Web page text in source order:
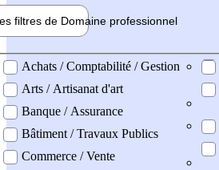
filtres de Domaine professionnel
professionel
Achats / Comptabilité / Gestion
Arts / Artisanat d'art
Banque / Assurance
Bâtiment / Travaux Publics
Commerce / Vente